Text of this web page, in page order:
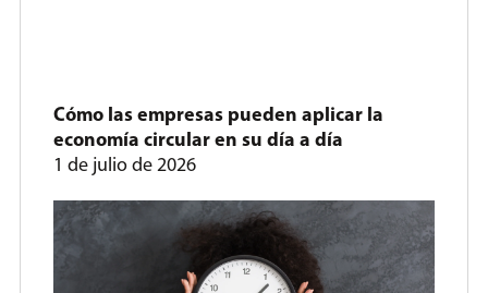
Cómo las empresas pueden aplicar la
economía circular en su día a día
1 de julio de 2026